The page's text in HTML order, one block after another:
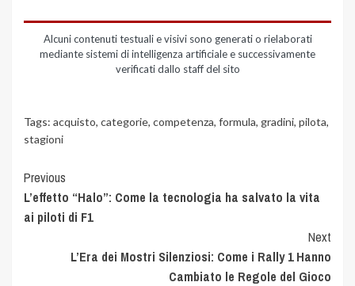
Alcuni contenuti testuali e visivi sono generati o rielaborati
mediante sistemi di intelligenza artificiale e successivamente
verificati dallo staff del sito
Tags: acquisto, categorie, competenza, formula, gradini, pilota,
stagioni
Previous
L’effetto “Halo”: Come la tecnologia ha salvato la vita
ai piloti di F1
Next
L’Era dei Mostri Silenziosi: Come i Rally 1 Hanno
Cambiato le Regole del Gioco